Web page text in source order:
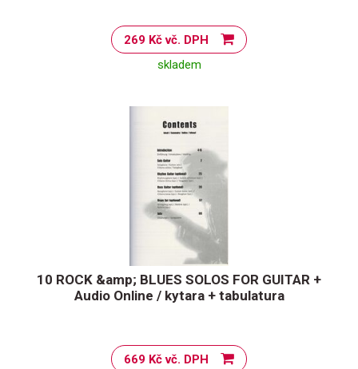
269 Kč vč. DPH
skladem
10 ROCK &amp; BLUES SOLOS FOR GUITAR +
Audio Online / kytara + tabulatura
669 Kč vč. DPH